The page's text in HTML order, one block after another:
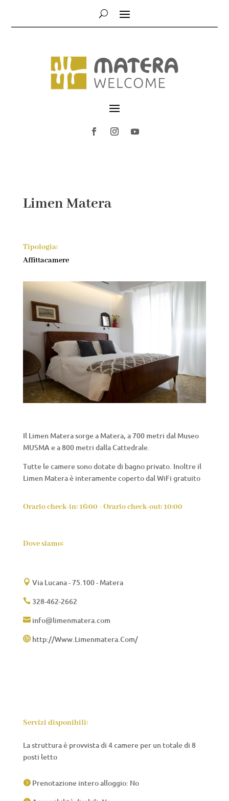
Limen Matera
Tipologia:
Affittacamere
Il Limen Matera sorge a Matera, a 700 metri dal Museo
MUSMA e a 800 metri dalla Cattedrale.
Tutte le camere sono dotate di bagno privato. Inoltre il
Limen Matera è interamente coperto dal WiFi gratuito
Orario check-in: 16:00 - Orario check-out: 10:00
Dove siamo:
 Via Lucana - 75.100 - Matera
328-462-2662
info@limenmatera.com
http://Www.Limenmatera.Com/
Servizi disponibili:
La struttura è provvista di 4 camere per un totale di 8
posti letto
Prenotazione intero alloggio: No